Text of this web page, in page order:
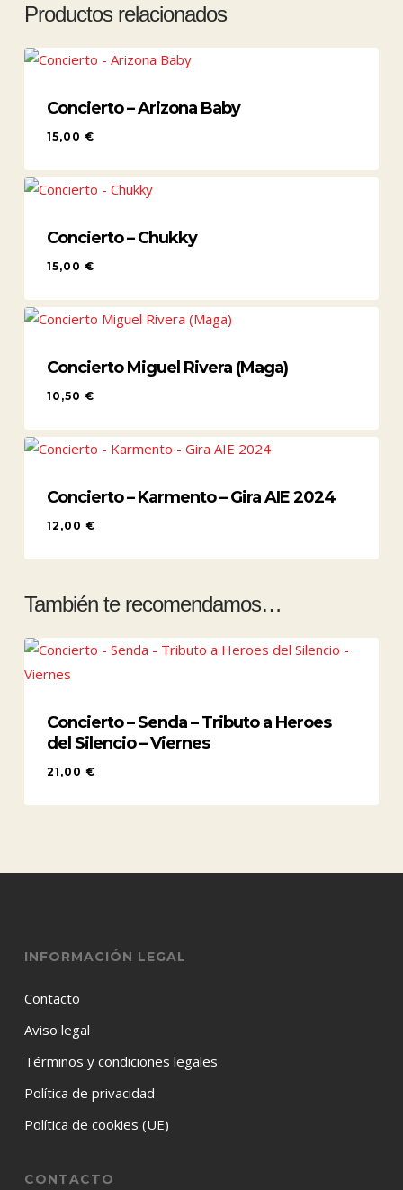
Productos relacionados
Concierto – Arizona Baby
15,00 €
Concierto – Chukky
15,00 €
Concierto Miguel Rivera (Maga)
10,50 €
Concierto – Karmento – Gira AIE 2024
12,00 €
También te recomendamos…
Concierto – Senda – Tributo a Heroes
del Silencio – Viernes
21,00 €
INFORMACIÓN LEGAL
Contacto
Aviso legal
Términos y condiciones legales
Política de privacidad
Política de cookies (UE)
CONTACTO